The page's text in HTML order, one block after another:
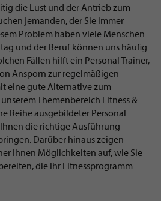
die Lust und der Antrieb zum
jemanden, der Sie immer
Problem haben viele Menschen
und der Beruf können uns häufig
Fällen hilft ein Personal Trainer,
Ansporn zur regelmäßigen
eine gute Alternative zum
Themenbereich Fitness &
Reihe ausgebildeter Personal
die richtige Ausführung
Darüber hinaus zeigen
Ihnen Möglichkeiten auf, wie Sie
die Ihr Fitnessprogramm